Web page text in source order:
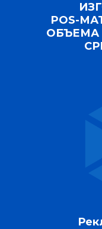
POS-
ОБЪЕМА